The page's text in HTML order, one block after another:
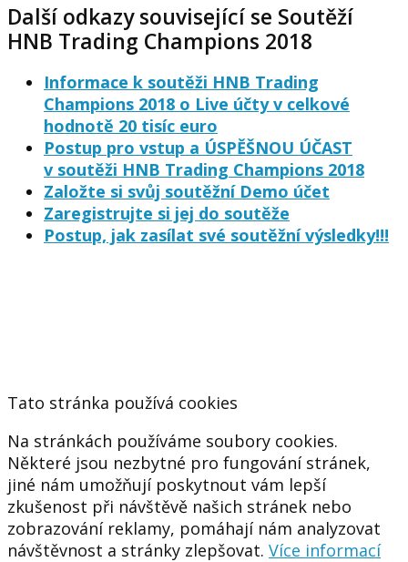
Další odkazy související se Soutěží
HNB Trading Champions 2018
Informace k soutěži HNB Trading
Champions 2018 o Live účty v celkové
hodnotě 20 tisíc euro
Postup pro vstup a ÚSPĚŠNOU ÚČAST
v soutěži HNB Trading Champions 2018
Založte si svůj soutěžní Demo účet
Zaregistrujte si jej do soutěže
Postup, jak zasílat své soutěžní výsledky!!!
Tato stránka používá cookies
Na stránkách používáme soubory cookies.
Některé jsou nezbytné pro fungování stránek,
jiné nám umožňují poskytnout vám lepší
zkušenost při návštěvě našich stránek nebo
zobrazování reklamy, pomáhají nám analyzovat
návštěvnost a stránky zlepšovat. Více informací